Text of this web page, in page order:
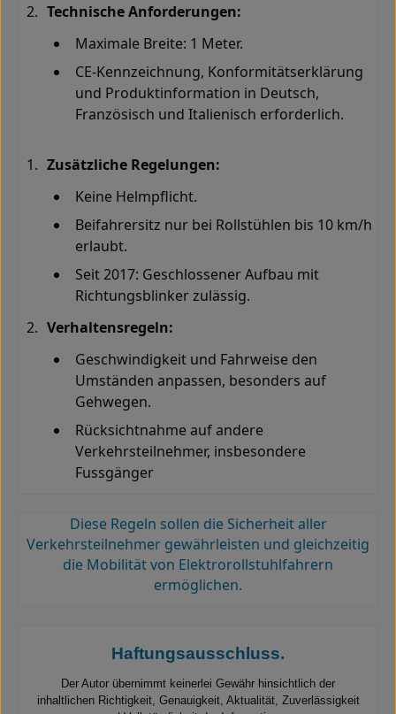
Technische Anforderungen:
Maximale Breite: 1 Meter.
CE-Kennzeichnung, Konformitätserklärung
und Produktinformation in Deutsch,
Französisch und Italienisch erforderlich.
Zusätzliche Regelungen:
Keine Helmpflicht.
Beifahrersitz nur bei Rollstühlen bis 10 km/h
erlaubt.
Seit 2017: Geschlossener Aufbau mit
Richtungsblinker zulässig.
Verhaltensregeln:
Geschwindigkeit und Fahrweise den
Umständen anpassen, besonders auf
Gehwegen.
Rücksichtnahme auf andere
Verkehrsteilnehmer, insbesondere
Fussgänger
Diese Regeln sollen die Sicherheit aller
Verkehrsteilnehmer gewährleisten und gleichzeitig
die Mobilität von Elektrorollstuhlfahrern
ermöglichen.
Haftungsausschluss.
Der Autor übernimmt keinerlei Gewähr hinsichtlich der
inhaltlichen Richtigkeit, Genauigkeit, Aktualität, Zuverlässigkeit